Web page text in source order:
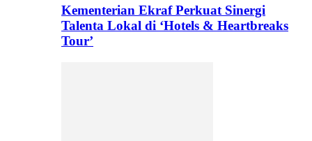
Kementerian Ekraf Perkuat Sinergi
Talenta Lokal di ‘Hotels & Heartbreaks
Tour’